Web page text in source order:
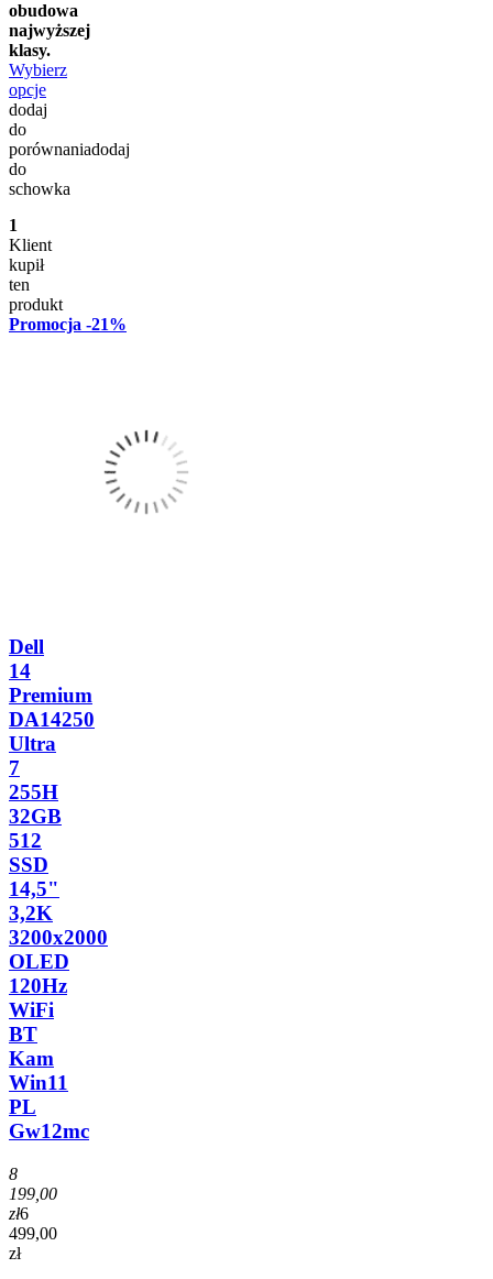
obudowa
najwyższej
klasy.
Wybierz
opcje
dodaj
do
porównaniadodaj
do
schowka
1
Klient
kupił
ten
produkt
Promocja -21%
Dell
14
Premium
DA14250
Ultra
7
255H
32GB
512
SSD
14,5"
3,2K
3200x2000
OLED
120Hz
WiFi
BT
Kam
Win11
PL
Gw12mc
8
199,00
zł6
499,00
zł